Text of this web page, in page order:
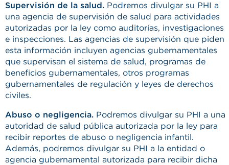
Supervisión de la salud. Podremos divulgar su PHI a
una agencia de supervisión de salud para actividades
autorizadas por la ley como auditorías, investigaciones
e inspecciones. Las agencias de supervisión que piden
esta información incluyen agencias gubernamentales
que supervisan el sistema de salud, programas de
beneficios gubernamentales, otros programas
gubernamentales de regulación y leyes de derechos
civiles.
Abuso o negligencia. Podremos divulgar su PHI a una
autoridad de salud pública autorizada por la ley para
recibir reportes de abuso o negligencia infantil.
Además, podremos divulgar su PHI a la entidad o
agencia gubernamental autorizada para recibir dicha